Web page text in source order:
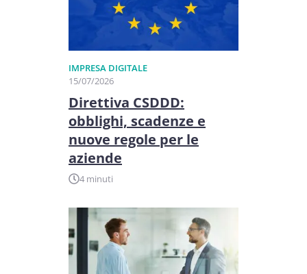
IMPRESA DIGITALE
15/07/2026
Direttiva CSDDD:
obblighi, scadenze e
nuove regole per le
aziende
4 minuti